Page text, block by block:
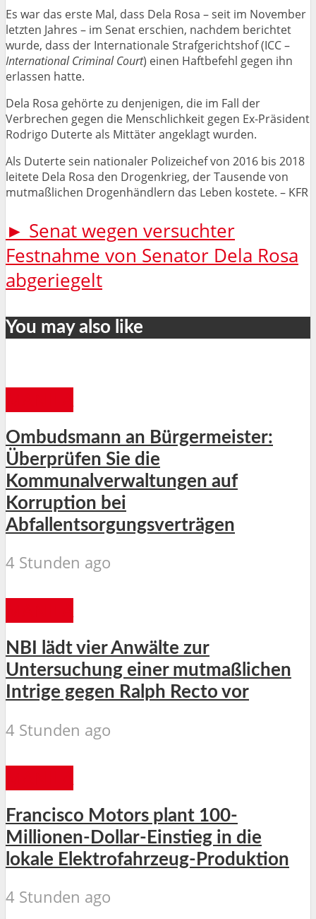
Es war das erste Mal, dass Dela Rosa – seit im November
letzten Jahres – im Senat erschien, nachdem berichtet
wurde, dass der Internationale Strafgerichtshof (ICC –
International Criminal Court) einen Haftbefehl gegen ihn
erlassen hatte.
Dela Rosa gehörte zu denjenigen, die im Fall der
Verbrechen gegen die Menschlichkeit gegen Ex-Präsident
Rodrigo Duterte als Mittäter angeklagt wurden.
Als Duterte sein nationaler Polizeichef von 2016 bis 2018
leitete Dela Rosa den Drogenkrieg, der Tausende von
mutmaßlichen Drogenhändlern das Leben kostete. – KFR
► Senat wegen versuchter
Festnahme von Senator Dela Rosa
abgeriegelt
You may also like
Ombudsmann an Bürgermeister:
Überprüfen Sie die
Kommunalverwaltungen auf
Korruption bei
Abfallentsorgungsverträgen
4 Stunden ago
NBI lädt vier Anwälte zur
Untersuchung einer mutmaßlichen
Intrige gegen Ralph Recto vor
4 Stunden ago
Francisco Motors plant 100-
Millionen-Dollar-Einstieg in die
lokale Elektrofahrzeug-Produktion
4 Stunden ago